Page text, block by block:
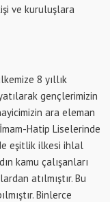
ve kuruluşlara
8 yıllık
gençlerimizin
ara eleman
Hatip Liselerinde
eşitlik ilkesi ihlal
kamu çalışanları
atılmıştır. Bu
Binlerce